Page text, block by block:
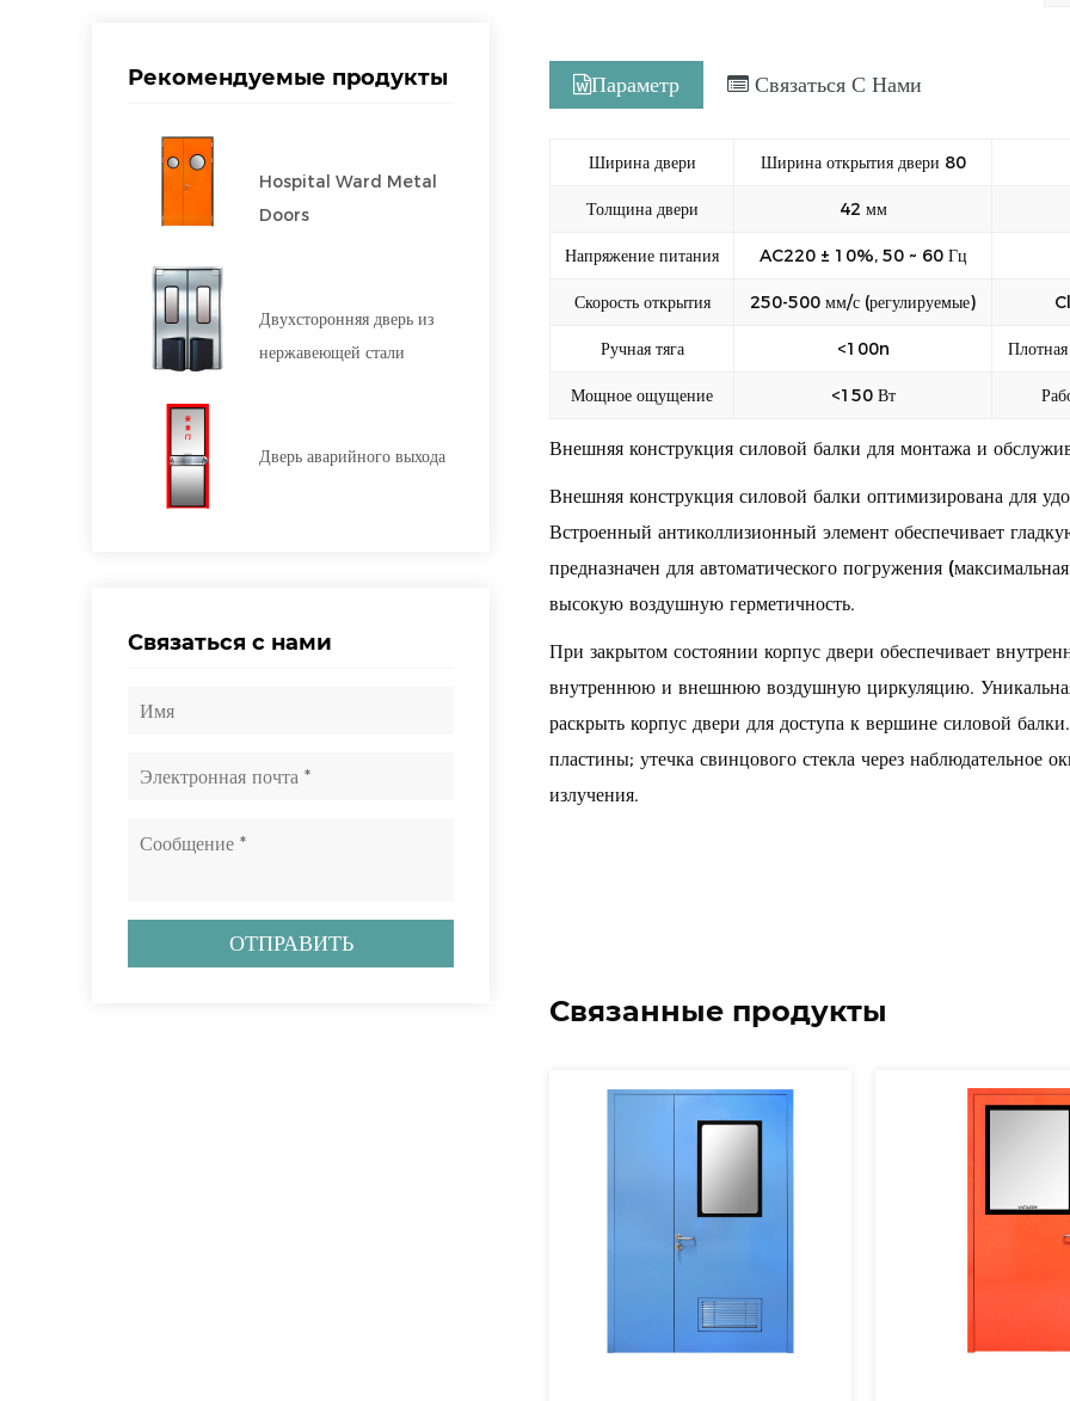
Рекомендуемые продукты
Hospital Ward Metal
Doors
Двухсторонняя дверь из
нержавеющей стали
Дверь аварийного выхода
Связаться с нами
Параметр Связаться С Нами
Ширина двери Ширина открытия двери 80
Толщина двери 42 мм
Напряжение питания AC220 ± 10%, 50 ~ 60 Гц
Скорость открытия 250-500 мм/с (регулируемые)
Ручная тяга <100n
Мощное ощущение <150 Вт
Внешняя конструкция силовой балки для монтажа и
Внешняя конструкция силовой балки оптимизирована для
Встроенный антиколлизионный элемент обеспечивает
предназначен для автоматического погружения
высокую воздушную герметичность.
При закрытом состоянии корпус двери обеспечивает
внутреннюю и внешнюю воздушную циркуляцию.
раскрыть корпус двери для доступа к вершине силовой
пластины; утечка свинцового стекла через наблюдательное
излучения.
Связанные продукты